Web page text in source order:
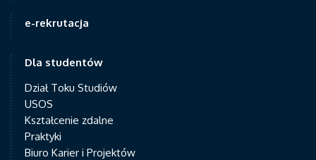
e-rekrutacja
Dla studentów
Dział Toku Studiów
USOS
Kształcenie zdalne
Praktyki
Biuro Karier i Projektów